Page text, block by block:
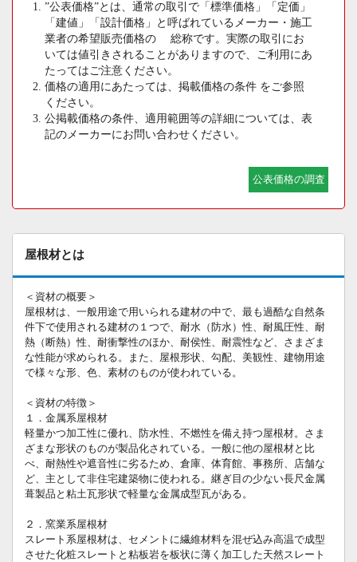
”公表価格”とは、通常の取引で「標準価格」「定価」
「建値」「設計価格」と呼ばれているメーカー・施工
業者の希望販売価格の 総称です。実際の取引にお
いては値引きされることがありますので、ご利用にあ
たってはご注意ください。
価格の適用にあたっては、掲載価格の条件 をご参照
ください。
公掲載価格の条件、適用範囲等の詳細については、表
記のメーカーにお問い合わせください。
公表価格の調査
屋根材とは
＜資材の概要＞
屋根材は、一般用途で用いられる建材の中で、最も過酷な自然条
件下で使用される建材の１つで、耐水（防水）性、耐風圧性、耐
熱（断熱）性、耐衝撃性のほか、耐侯性、耐震性など、さまざま
な性能が求められる。また、屋根形状、勾配、美観性、建物用途
で様々な形、色、素材のものが使われている。
＜資材の特徴＞
１．金属系屋根材
軽量かつ加工性に優れ、防水性、不燃性を備え持つ屋根材。さま
ざまな形状のものが製品化されている。一般に他の屋根材と比
べ、耐熱性や遮音性に劣るため、倉庫、体育館、事務所、店舗な
ど、主として非住宅建築物に使われる。継ぎ目の少ない長尺金属
葺製品と粘土瓦形状で軽量な金属成型瓦がある。
２．窯業系屋根材
スレート系屋根材は、セメントに繊維材料を混ぜ込み高温で成型
させた化粧スレートと粘板岩を板状に薄く加工した天然スレート